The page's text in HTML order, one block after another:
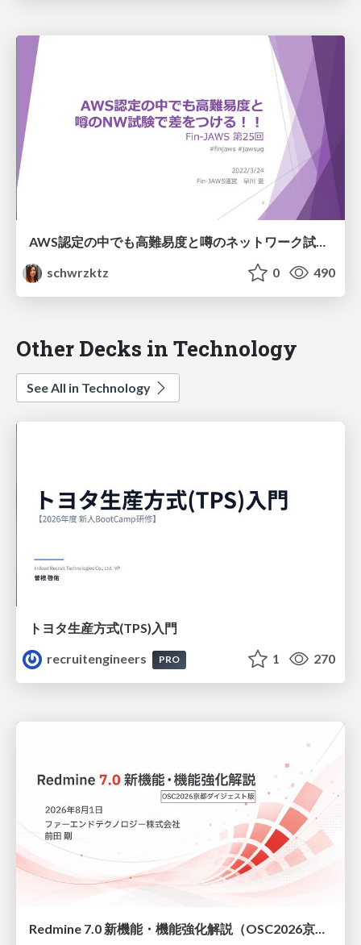
AWS認定の中でも高難易度と噂のネットワーク試験で差をつける！
schwrzktz
0 490
Other Decks in Technology
See All in Technology
トヨタ⽣産⽅式(TPS)⼊⾨
recruitengineers
PRO 1 270
Redmine 7.0 新機能・機能強化解説（OSC2026京都ダイジェスト版）